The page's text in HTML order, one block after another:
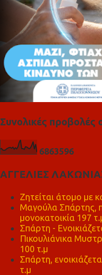
Συνολικές προβολές
6863596
ΑΓΓΕΛΙΕΣ
Ζητείται άτομο με
Μαγούλα Σπάρτης,
μονοκατοικία 197
Σπάρτη -
Πικουλιάνικα
100 τ.μ
Σπάρτη,
τ.μ